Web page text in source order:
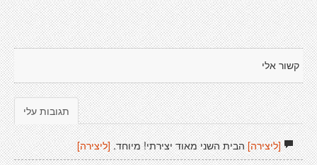
קשור אלי
תגובות עלי
[ליצירה]הבית השני מאוד יצירתי! מיוחד. [ליצירה]